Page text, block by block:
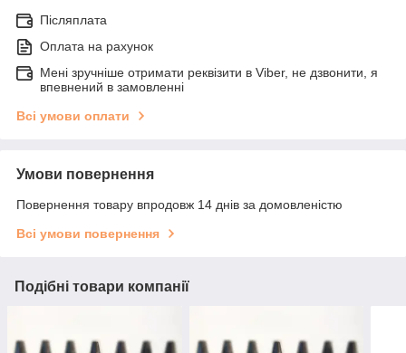
Післяплата
Оплата на рахунок
Мені зручніше отримати реквізити в Viber, не дзвонити, я
впевнений в замовленні
Всі умови оплати
Умови повернення
Повернення товару впродовж 14 днів за домовленістю
Всі умови повернення
Подібні товари компанії